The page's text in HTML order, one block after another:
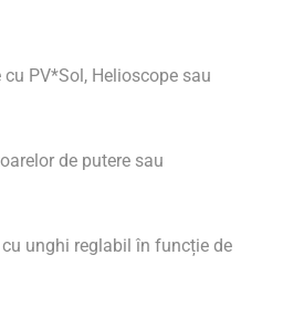
PV*Sol, Helioscope sau
de putere sau
unghi reglabil în funcție de